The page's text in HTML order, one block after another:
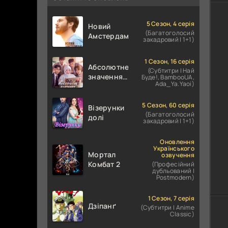
Новий
Амстердам
5 Сезон, 4 серія
(Багатоголосий
закадровий | 1+1)
Абсолютне
значення
значення
романтики
1 Сезон, 16 серія
(Субтитри | Най
Буде!, BambooUA,
Ada_Ya.Yaoi)
Візерунки
долі
5 Сезон, 60 серія
(Багатоголосий
закадровий | 1+1)
Мортал
Комбат 2
Оновлення
Українського
озвучення
(Професійний
дубльований |
Postmodern)
Дзіпанґ
1 Сезон, 7 серія
(Субтитри | Anime
Classic)